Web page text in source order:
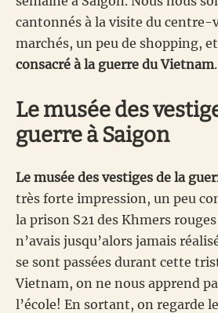
cantonnés à la visite du centre-
marchés, un peu de shopping,
consacré à la guerre du Vietnam.
Le musée des
guerre à Saigon
Le musée des vestiges de la
très forte impression, un peu
la prison S21 des Khmers
n’avais jusqu’alors jamais
se sont passées durant cette
Vietnam, on ne nous apprend
l’école! En sortant, on regarde